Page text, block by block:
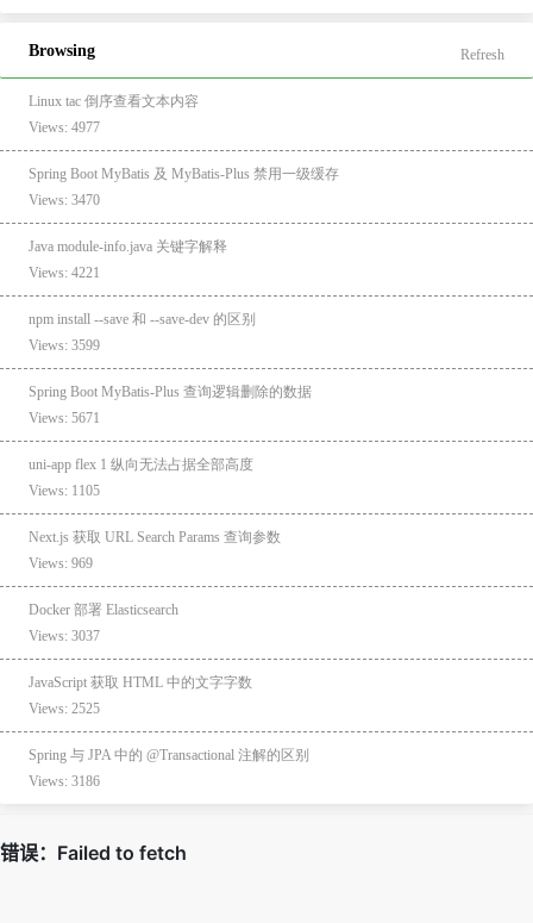
Browsing Refresh
Linux tac 倒序查看文本内容
Views: 4977
Spring Boot MyBatis 及 MyBatis-Plus 禁用一级缓存
Views: 3470
Java module-info.java 关键字解释
Views: 4221
npm install --save 和 --save-dev 的区别
Views: 3599
Spring Boot MyBatis-Plus 查询逻辑删除的数据
Views: 5671
uni-app flex 1 纵向无法占据全部高度
Views: 1105
Next.js 获取 URL Search Params 查询参数
Views: 969
Docker 部署 Elasticsearch
Views: 3037
JavaScript 获取 HTML 中的文字字数
Views: 2525
Spring 与 JPA 中的 @Transactional 注解的区别
Views: 3186